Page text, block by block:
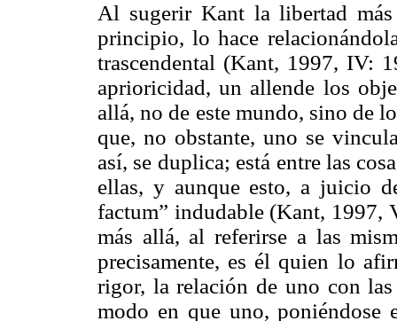
Al sugerir Kant la libertad
principio, lo hace
trascendental (Kant, 1997, IV:
aprioricidad, un allende los
allá, no de este mundo, sino de
que, no obstante, uno se
así, se duplica; está entre las
ellas, y aunque esto, a juicio
factum” indudable (Kant, 1997,
más allá, al referirse a las
precisamente, es él quien lo
rigor, la relación de uno con
modo en que uno, poniéndose